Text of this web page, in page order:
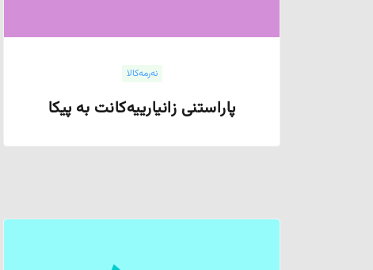
نەرمەکالا
پاراستنی زانیارییەکانت بە پیکا